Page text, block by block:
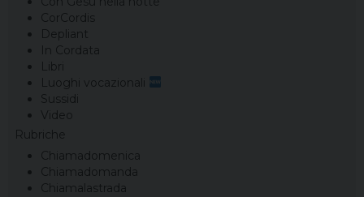
CorCordis
Depliant
In Cordata
Libri
Luoghi vocazionali
Sussidi
Video
Rubriche
Chiamadomenica
Chiamadomanda
Chiamalastrada